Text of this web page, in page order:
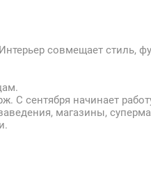
совмещает стиль,
С сентября начинает
магазины,